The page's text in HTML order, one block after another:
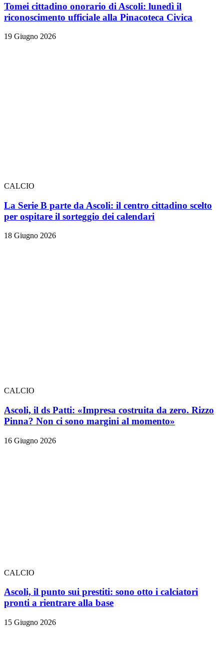
Tomei cittadino onorario di Ascoli: lunedì il
riconoscimento ufficiale alla Pinacoteca Civica
19 Giugno 2026
CALCIO
La Serie B parte da Ascoli: il centro cittadino scelto
per ospitare il sorteggio dei calendari
18 Giugno 2026
CALCIO
Ascoli, il ds Patti: «Impresa costruita da zero. Rizzo
Pinna? Non ci sono margini al momento»
16 Giugno 2026
CALCIO
Ascoli, il punto sui prestiti: sono otto i calciatori
pronti a rientrare alla base
15 Giugno 2026